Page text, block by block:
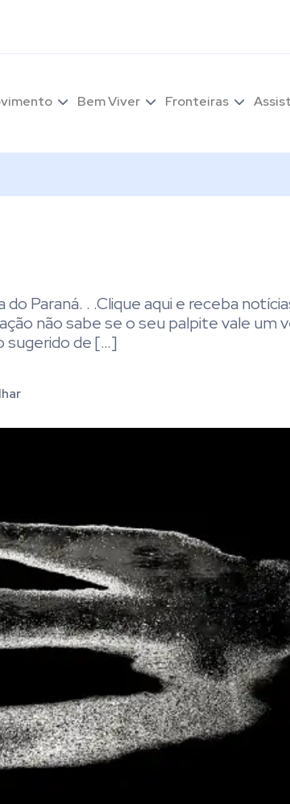
Bem Viver Fronteiras
Paraná. . .Clique aqui e receba
não sabe se o seu palpite vale um
sugerido de […]